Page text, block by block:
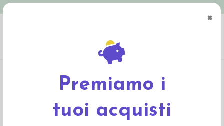
×
Premiamo i
tuoi acquisti